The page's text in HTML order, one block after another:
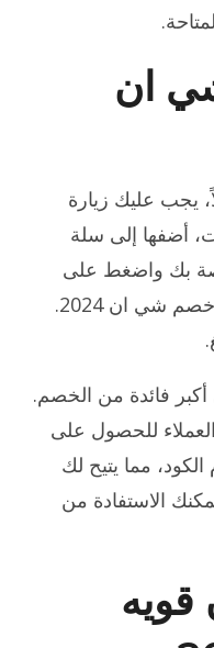
ان
بسيطة وسهلة. أولاً، يجب عليك زيارة
أضفها إلى سلة
بك واضغط على
“الدفع”. ستجد خانة مخصصة لإدخال كود الخصم، حيث يمكنك إدخال كود خصم شي ان 2024.
فائدة من الخصم.
للحصول على
مما يتيح لك
الاستفادة من